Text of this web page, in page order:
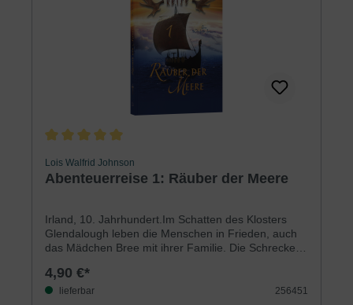
Abenteuer lieben – und Geschichten, in denen Gott
mitten im Sturm wirkt.Für Jungen und Mädchen ab
Lois Walfrid Johnson
Abenteuerreise 1: Räuber der Meere
Irland, 10. Jahrhundert.Im Schatten des Klosters
Glendalough leben die Menschen in Frieden, auch
das Mädchen Bree mit ihrer Familie. Die Schrecken
Vergangenheit. Doch dann taucht ein
geheimnisvoller Fremder auf, und kurz darauf
4,90 €*
lieferbar 256451